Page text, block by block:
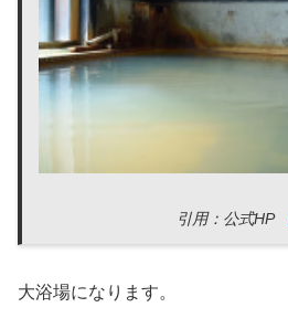
引用：公式HP
大浴場になります。